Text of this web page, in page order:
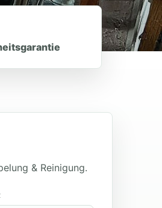
& Reinigung.